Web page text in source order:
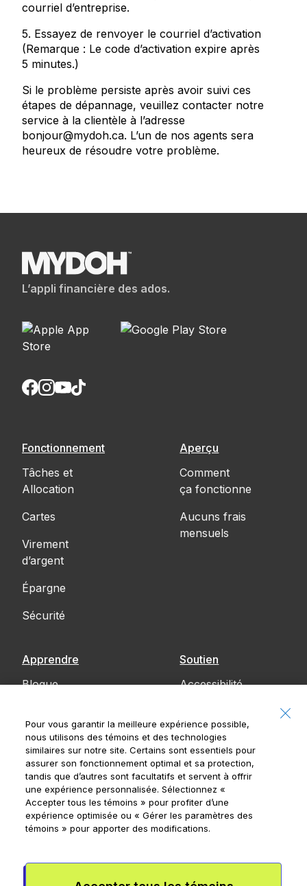
courriel d’entreprise.
5. Essayez de renvoyer le courriel d’activation
(Remarque : Le code d’activation expire après
5 minutes.)
Si le problème persiste après avoir suivi ces
étapes de dépannage, veuillez contacter notre
service à la clientèle à l’adresse
bonjour@mydoh.ca. L’un de nos agents sera
heureux de résoudre votre problème.
L’appli financière des ados.
Fonctionnement
Tâches et
Allocation
Cartes
Virement
d’argent
Épargne
Sécurité
Aperçu
Comment
ça fonctionne
Aucuns frais
mensuels
Apprendre
Blogue
Soutien
Accessibilité
avec nous
Avis
Banque Royale du Canada, © 2026
20, rue King Ouest, 8e étage, Toronto (Ontario)
Conditions de l’appli Mydoh Conditions de la carte à puce
Pour vous garantir la meilleure expérience possible,
nous utilisons des témoins et des technologies
similaires sur notre site. Certains sont essentiels pour
assurer son fonctionnement optimal et sa protection,
tandis que d’autres sont facultatifs et servent à offrir
une expérience personnalisée. Sélectionnez «
Accepter tous les témoins » pour profiter d’une
expérience optimisée ou « Gérer les paramètres des
témoins » pour apporter des modifications.